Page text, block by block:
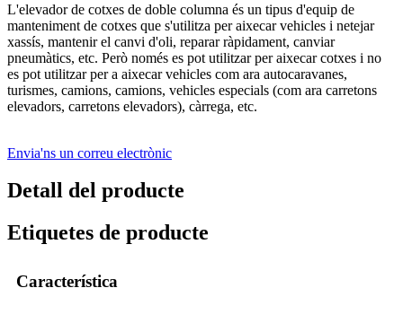
L'elevador de cotxes de doble columna és un tipus d'equip de
manteniment de cotxes que s'utilitza per aixecar vehicles i netejar
xassís, mantenir el canvi d'oli, reparar ràpidament, canviar
pneumàtics, etc. Però només es pot utilitzar per aixecar cotxes i no
es pot utilitzar per a aixecar vehicles com ara autocaravanes,
turismes, camions, camions, vehicles especials (com ara carretons
elevadors, carretons elevadors), càrrega, etc.
Envia'ns un correu electrònic
Detall del producte
Etiquetes de producte
Característica